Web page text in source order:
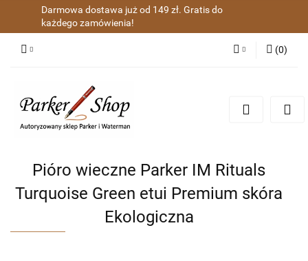
Darmowa dostawa już od 149 zł. Gratis do
każdego zamówienia!
Zarejestruj się
(0)
Pióro wieczne Parker IM Rituals
Turquoise Green etui Premium skóra
Ekologiczna